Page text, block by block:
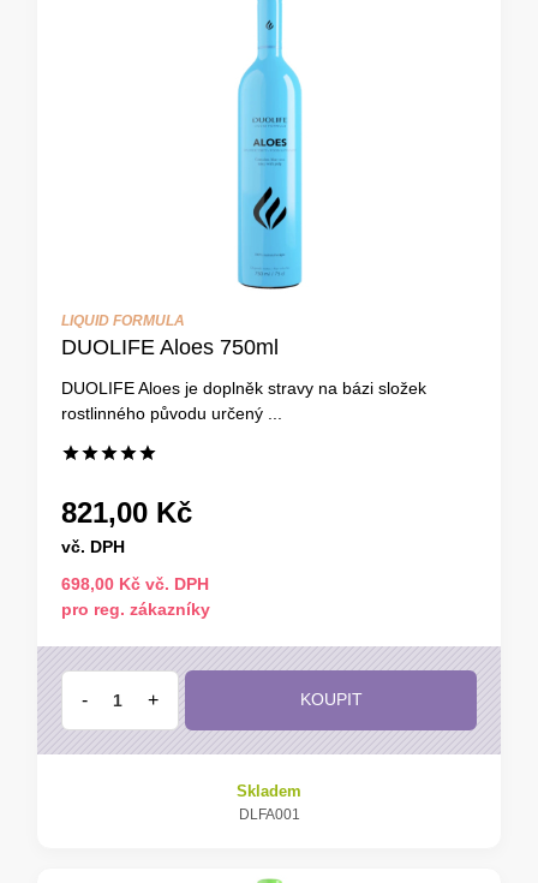
LIQUID FORMULA
DUOLIFE Aloes 750ml
DUOLIFE Aloes je doplněk stravy na bázi složek
rostlinného původu určený ...
821,00 Kč
vč. DPH
698,00 Kč vč. DPH
pro reg. zákazníky
- + KOUPIT
Skladem
DLFA001